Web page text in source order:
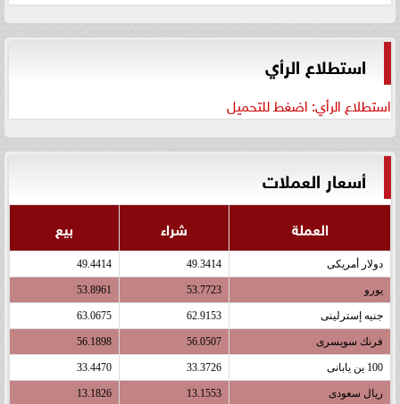
استطلاع الرأي
استطلاع الرأي: اضغط للتحميل
أسعار العملات
العملة شراء بيع
دولار أمريكى 49.3414
49.4414
يورو 53.7723
53.8961
جنيه إسترلينى 62.9153
63.0675
فرنك سويسرى 56.0507
56.1898
100 ين يابانى 33.3726
33.4470
ريال سعودى 13.1553
13.1826